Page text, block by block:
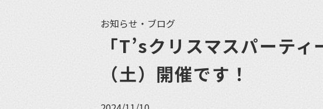
お知らせ・ブログ
「T’sクリスマスパーテ
（土）開催です！